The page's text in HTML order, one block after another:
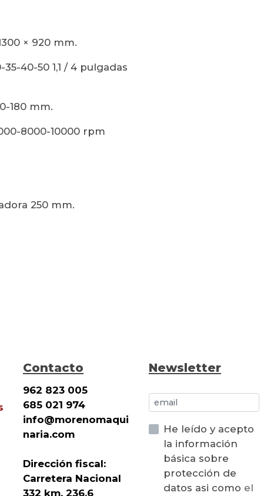
× 920 mm.
40-50 1,1 / 4 pulgadas
180 mm.
8000-10000 rpm
250 mm.
Contacto
962 823 005
685 021 974
info@morenomaqui
naria.com
Dirección fiscal:
Carretera Nacional
332 km. 236.6
Newsletter
He leído y acepto
la información
básica sobre
protección de
datos asi como el